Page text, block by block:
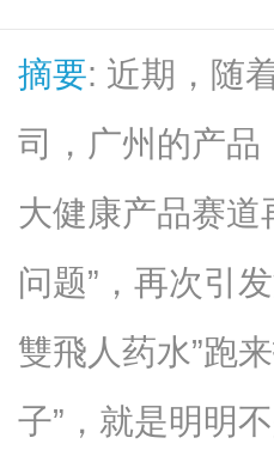
摘要: 近期，随
司，广州的产品
大健康产品赛道
问题”，再次引
雙飛人药水”跑
子”，就是明明